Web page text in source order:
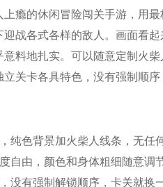
上瘾的休闲冒险闯关手游，用
迎战各式各样的敌人。画面看
意料地扎实。可以随意定制火
立关卡各具特色，没有强制顺
纯色背景加火柴人线条，无任
自由，颜色和身体粗细随意调
没有强制解锁顺序，卡关就换